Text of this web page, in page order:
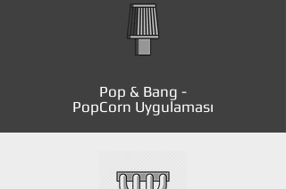
Pop & Bang -
PopCorn Uygulaması